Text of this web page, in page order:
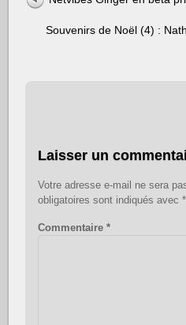
Souvenirs de Noël (4) :
Laisser un
Votre adresse e-mail ne sera
obligatoires sont indiqués avec *
Commentaire *